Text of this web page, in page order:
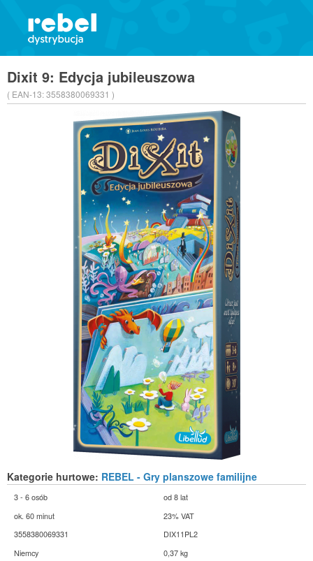
Dixit 9: Edycja jubileuszowa
( EAN-13:3558380069331 )
Kategorie hurtowe: REBEL - Gry planszowe familijne
3 - 6 osób
od 8 lat
ok. 60 minut
23% VAT
3558380069331
DIX11PL2
Niemcy
0,37 kg